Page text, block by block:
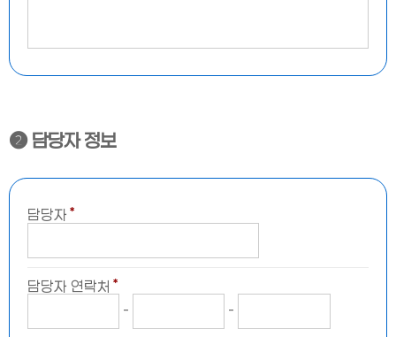
❷ 담당자 정보
담당자 ＊
담당자 연락처 ＊
- -